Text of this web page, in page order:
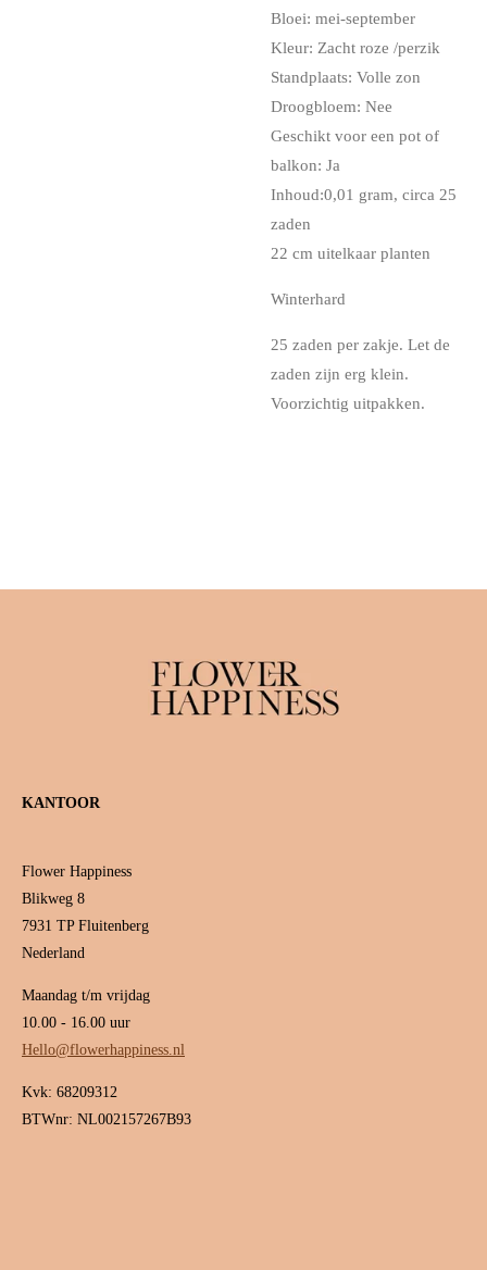
Bloei: mei-september
Kleur: Zacht roze /perzik
Standplaats: Volle zon
Droogbloem: Nee
Geschikt voor een pot of
balkon: Ja
Inhoud:0,01 gram, circa 25
zaden
22 cm uitelkaar planten
Winterhard
25 zaden per zakje. Let de
zaden zijn erg klein.
Voorzichtig uitpakken.
KANTOOR
Flower Happiness
Blikweg 8
7931 TP Fluitenberg
Nederland
Maandag t/m vrijdag
10.00 - 16.00 uur
Hello@flowerhappiness.nl
Kvk: 68209312
BTWnr: NL002157267B93